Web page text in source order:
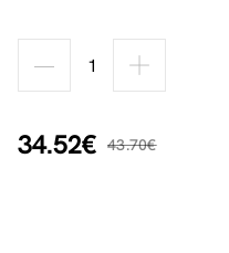
34.52€ 43.70€